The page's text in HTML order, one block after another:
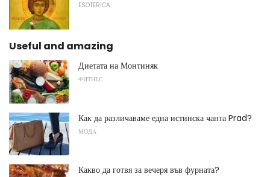
ESOTERICA
Useful and amazing
Диетата на Монтиняк
ФИТНЕС
Как да различаваме една истинска чанта Prad?
МОДА
Какво да готвя за вечеря във фурната?